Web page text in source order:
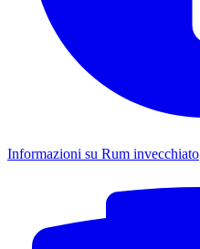
Informazioni su Rum invecchiato